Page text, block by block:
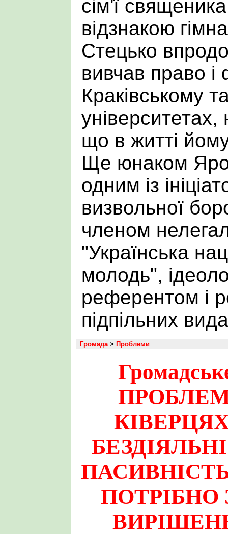
сім'ї
відзнакою
Стецько
вивчав право і
Краківському
університетах,
що в житті
Ще юнаком
одним із
визвольної
членом
"Українська
молодь",
референтом і
підпільних
Громада > Проблеми
ПОТРІБНО